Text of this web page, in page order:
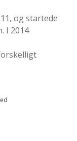
og startede
I 2014